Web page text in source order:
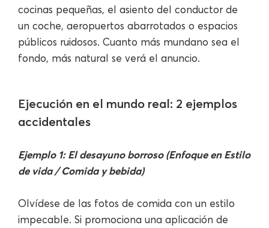
cocinas pequeñas, el asiento del conductor de
un coche, aeropuertos abarrotados o espacios
públicos ruidosos. Cuanto más mundano sea el
fondo, más natural se verá el anuncio.
Ejecución en el mundo real: 2 ejemplos
accidentales
Ejemplo 1: El desayuno borroso (Enfoque en Estilo
de vida / Comida y bebida)
Olvídese de las fotos de comida con un estilo
impecable. Si promociona una aplicación de